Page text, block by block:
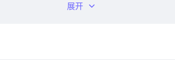
的人群，将他们喜欢的内容推荐给你，如同你
展开